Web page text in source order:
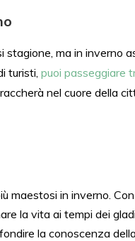
stagione, ma in inverno
turisti, puoi passeggiare
nel cuore della
maestosi in inverno.
la vita ai tempi dei
la conoscenza